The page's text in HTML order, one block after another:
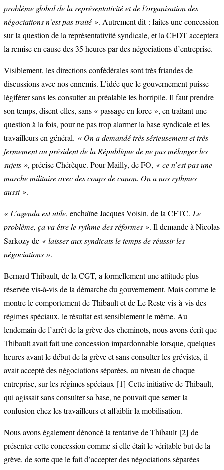
problème global de la représentativité et de l’organisation des
négociations n’est pas traité ». Autrement dit : faites une concession
sur la question de la représentativité syndicale, et la CFDT acceptera
la remise en cause des 35 heures par des négociations d’entreprise.
Visiblement, les directions confédérales sont très friandes de
discussions avec nos ennemis. L’idée que le gouvernement puisse
légiférer sans les consulter au préalable les horripile. Il faut prendre
son temps, disent-elles, sans « passage en force », en traitant une
question à la fois, pour ne pas trop alarmer la base syndicale et les
travailleurs en général. « On a demandé très sérieusement et très
fermement au président de la République de ne pas mélanger les
sujets », précise Chérèque. Pour Mailly, de FO, « ce n’est pas une
marche militaire avec des coups de canon. On a nos rythmes
aussi ».
« L’agenda est utile, enchaîne Jacques Voisin, de la CFTC. Le
problème, ça va être le rythme des réformes ». Il demande à Nicolas
Sarkozy de « laisser aux syndicats le temps de réussir les
négociations ».
Bernard Thibault, de la CGT, a formellement une attitude plus
réservée vis-à-vis de la démarche du gouvernement. Mais comme le
montre le comportement de Thibault et de Le Reste vis-à-vis des
régimes spéciaux, le résultat est sensiblement le même. Au
lendemain de l’arrêt de la grève des cheminots, nous avons écrit que
Thibault avait fait une concession impardonnable lorsque, quelques
heures avant le début de la grève et sans consulter les grévistes, il
avait accepté des négociations séparées, au niveau de chaque
entreprise, sur les régimes spéciaux [1] Cette initiative de Thibault,
qui agissait sans consulter sa base, ne pouvait que semer la
confusion chez les travailleurs et affaiblir la mobilisation.
Nous avons également dénoncé la tentative de Thibault[2] de
présenter cette concession comme si elle était le véritable but de la
grève, de sorte que le fait d’accepter des négociations séparées